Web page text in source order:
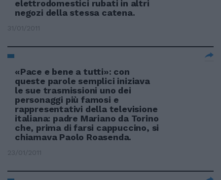
elettrodomestici rubati in altri
negozi della stessa catena.
31/01/2011
«Pace e bene a tutti»: con
queste parole semplici iniziava
le sue trasmissioni uno dei
personaggi più famosi e
rappresentativi della televisione
italiana: padre Mariano da Torino
che, prima di farsi cappuccino, si
chiamava Paolo Roasenda.
23/01/2011